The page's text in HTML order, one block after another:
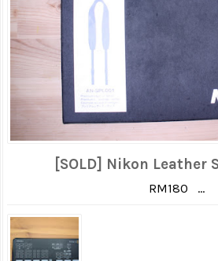
[SOLD] Nikon Leather
RM180 ...